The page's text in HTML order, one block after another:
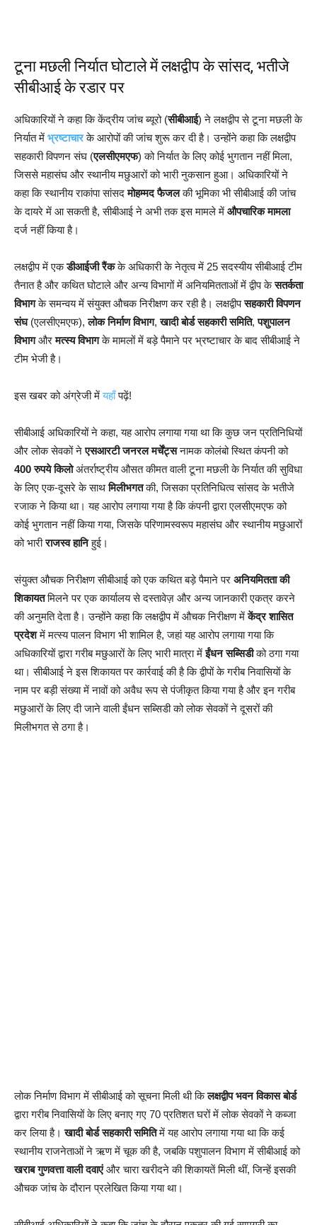
टूना मछली निर्यात घोटाले में लक्षद्वीप के सांसद, भतीजे
सीबीआई के रडार पर
अधिकारियों ने कहा कि केंद्रीय जांच ब्यूरो (सीबीआई) ने लक्षद्वीप से टूना मछली के
निर्यात में भ्रष्टाचारके आरोपों की जांच शुरू कर दी है। उन्होंने कहा कि लक्षद्वीप
सहकारी विपणन संघ (एलसीएमएफ) को निर्यात के लिए कोई भुगतान नहीं मिला,
जिससे महासंघ और स्थानीय मछुआरों को भारी नुकसान हुआ। अधिकारियों ने
कहा कि स्थानीय राकांपा सांसदमोहम्मद फैजलकी भूमिका भी सीबीआई की जांच
के दायरे में आ सकती है, सीबीआई ने अभी तक इस मामले में औपचारिक मामला
दर्ज नहीं किया है।
लक्षद्वीप में एकडीआईजी रैंकके अधिकारी के नेतृत्व में 25 सदस्यीय सीबीआई टीम
तैनात है और कथित घोटाले और अन्य विभागों में अनियमितताओं में द्वीप केसतर्कता
विभागके समन्वय में संयुक्त औचक निरीक्षण कर रही है। लक्षद्वीपसहकारी विपणन
संघ(एलसीएमएफ),लोक निर्माण विभाग,खादी बोर्ड सहकारी समिति,पशुपालन
विभागऔरमत्स्य विभागके मामलों में बड़े पैमाने पर भ्रष्टाचार के बाद सीबीआई ने
टीम भेजी है।
इस खबर को अंग्रेजी मेंयहाँपढ़ें!
सीबीआई अधिकारियों ने कहा, यह आरोप लगाया गया था कि कुछ जन प्रतिनिधियों
और लोक सेवकों नेएसआरटी जनरल मर्चेंट्सनामक कोलंबो स्थित कंपनी को
400 रुपये किलोअंतर्राष्ट्रीय औसत कीमत वाली टूना मछली के निर्यात की सुविधा
के लिए एक-दूसरे के साथमिलीभगतकी, जिसका प्रतिनिधित्व सांसद के भतीजे
रजाक ने किया था। यह आरोप लगाया गया है कि कंपनी द्वारा एलसीएमएफ को
कोई भुगतान नहीं किया गया, जिसके परिणामस्वरूप महासंघ और स्थानीय मछुआरों
को भारीराजस्व हानिहुई।
संयुक्त औचक निरीक्षण सीबीआई को एक कथित बड़े पैमाने पर अनियमितता की
शिकायतमिलने पर एक कार्यालय से दस्तावेज़ और अन्य जानकारी एकत्र करने
की अनुमति देता है। उन्होंने कहा कि लक्षद्वीप में औचक निरीक्षण मेंकेंद्र शासित
प्रदेशमें मत्स्य पालन विभाग भी शामिल है, जहां यह आरोप लगाया गया कि
अधिकारियों द्वारा गरीब मछुआरों के लिए भारी मात्रा मेंईंधन सब्सिडीको ठगा गया
था। सीबीआई ने इस शिकायत पर कार्रवाई की है कि द्वीपों के गरीब निवासियों के
नाम पर बड़ी संख्या में नावों को अवैध रूप से पंजीकृत किया गया है और इन गरीब
मछुआरों के लिए दी जाने वाली ईंधन सब्सिडी को लोक सेवकों ने दूसरों की
मिलीभगत से ठगा है।
लोक निर्माण विभाग में सीबीआई को सूचना मिली थी किलक्षद्वीप भवन विकास बोर्ड
द्वारा गरीब निवासियों के लिए बनाए गए 70 प्रतिशत घरों में लोक सेवकों ने कब्जा
कर लिया है।खादी बोर्ड सहकारी समितिमें यह आरोप लगाया गया था कि कई
स्थानीय राजनेताओं ने ऋण में चूक की है, जबकि पशुपालन विभाग में सीबीआई को
खराब गुणवत्ता वाली दवाएंऔर चारा खरीदने की शिकायतें मिली थीं, जिन्हें इसकी
औचक जांच के दौरान प्रलेखित किया गया था।